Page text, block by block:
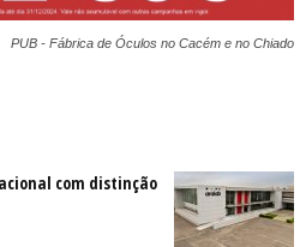
PUB - Fábrica de Óculos no Cacém e no Chiado
com distinção